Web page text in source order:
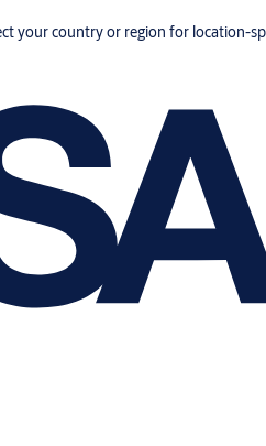
your country or region for location-